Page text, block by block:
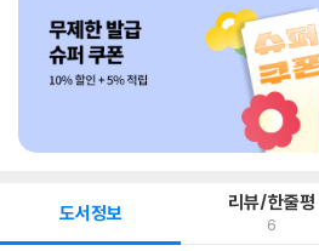
도서정보 리뷰/한줄평
6